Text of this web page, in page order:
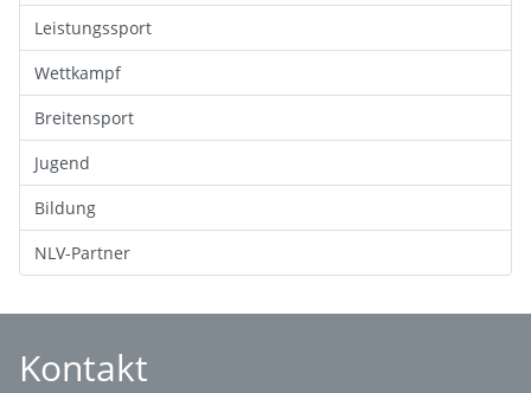
Leistungssport
Wettkampf
Breitensport
Jugend
Bildung
NLV-Partner
Kontakt